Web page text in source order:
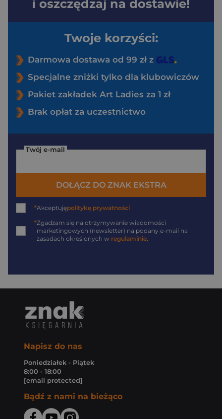
i oszczędzaj na dostawie!
Twoje korzyści:
Darmowa dostawa od 99 zł z
Specjalne zniżki tylko dla klubowiczów
Pakiet zakładek Art Ladies za 1 zł
Brak opłat za uczestnictwo
Twój e-mail
DOŁĄCZ DO ZNAK EKSTRA
*Akceptujępolitykę prywatności
*Zgadzam się na otrzymywanie wiadomości
marketingowych (newsletter) na podany e-mail na
zasadach określonych w regulaminie
Napisz do nas
Poniedziałek - Piątek
8:00 - 18:00
[email protected]
Bądź z nami na bieżąco